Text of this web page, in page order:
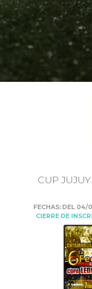
CUP
FECHAS: DEL
CIERRE DE